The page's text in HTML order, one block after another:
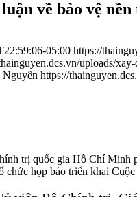
về bảo vệ
05:00 https://
uploads/
https://
trị quốc gia Hồ Chí
họp báo triển khai